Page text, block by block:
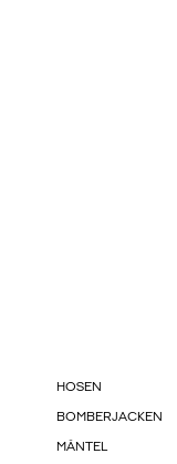
HOSEN
BOMBERJACKEN
MÄNTEL